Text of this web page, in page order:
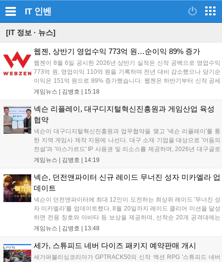
IT 인벤
[IT 정보 · 뉴스]
웹젠, 상반기 영업수익 773억 원…순이익 89% 증가
웹젠이 8월 6일 공시한 2026년 상반기 실적은 신작 공백으로 영업수익
773억 원, 영업이익 110억 원을 기록하며 전년 대비 감소했으나 당기순
이익은 151억 원으로 89% 증가했습니다. 웹젠은 하반기부터 신작 공세
를 예고하며 전략게임 '프로젝트 D1'의 정보 공개와 '게이트 오브 게이
출품하며 해외 시장 공략을 강화합니다. 김태영 대표는 내년 신작 출시
를 위해 하반기 적극적인 사업 일정을 추진하고 주주가치 제고에 힘쓰겠
다고 밝혔습니다....
게임뉴스 | 김병호 15:18
넥슨 리플레이, 대구디지털혁신진흥원과 게임산업 육성
협약
넥슨이 대구디지털혁신진흥원과 업무협약을 맺고 '넥슨 리플레이'를 통
한 지역 게임사 제작 지원에 나선다. 대구 소재 기업을 대상으로 '어둠의
전설'과 '아스가르드' IP 사용권 및 리소스를 제공하며, 2026년 대구글로
벌게임센터 제작지원 사업으로 추진된다. 넥슨은 심사에 직접 참여해 완
장을 위한 협력을 지속 확대해 나갈 방침이다....
게임뉴스 | 김병호 14:19
넥슨, 던전앤파이터 신규 레이드 무너진 성자 미카엘라 업
데이트
넥슨이 던전앤파이터에 최대 12인이 도전하는 최상위 레이드 '무너진 성
자 미카엘라'를 업데이트했다. 8월 20일까지 레이드 클리어 미션을 달성
하면 전용 칭호와 아바타 등 보상을 제공하며, 선착순 20개 공격대에는
명예 보상을 지급한다. 또한 9월 10일까지 서비스 21주년 기념 이벤트가
임인 아라드 수족관 메이커를 통해 다양한 아이템을 교환할 수 있다. 상
세 정보는 공식 홈페이지에서 확인 가능하다....
게임뉴스 | 김병호 13:48
세가, 스튜피드 네버 다이즈 패키지 예약판매 개시
세가퍼블리싱코리아가 GPTRACK50의 신작 액션 RPG '스튜피드 네버